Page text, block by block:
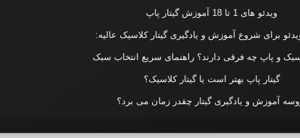
ویدئو های 1 تا 18 آموزش گیتار پاپ
و پاپ چه فرقی دارند؟ راهنمای سریع انتخاب سبک
گیتار پاپ بهتر است یا گیتار کلاسیک؟
آموزش و یادگیری گیتار چقدر زمان می برد؟